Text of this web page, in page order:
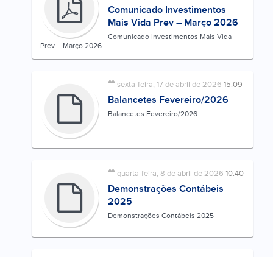
Comunicado Investimentos
Mais Vida Prev – Março 2026
Comunicado Investimentos Mais Vida
Prev – Março 2026
sexta-feira, 17 de abril de 202615:09
Balancetes Fevereiro/2026
Balancetes Fevereiro/2026
quarta-feira, 8 de abril de 202610:40
Demonstrações Contábeis
2025
Demonstrações Contábeis 2025